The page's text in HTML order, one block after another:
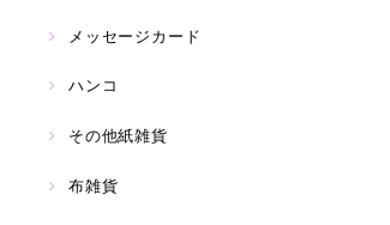
メッセージカード
ハンコ
その他紙雑貨
布雑貨